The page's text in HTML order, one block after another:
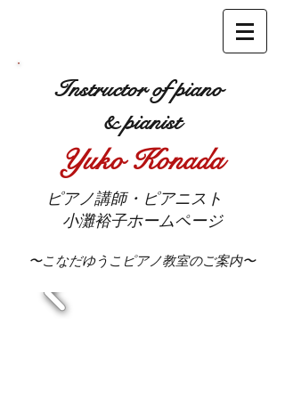
Instructor of piano
& pianist
Yuko Konada
ピアノ講師・ピアニスト
小灘裕子ホームページ
〜こなだゆうこピアノ教室のご案内〜